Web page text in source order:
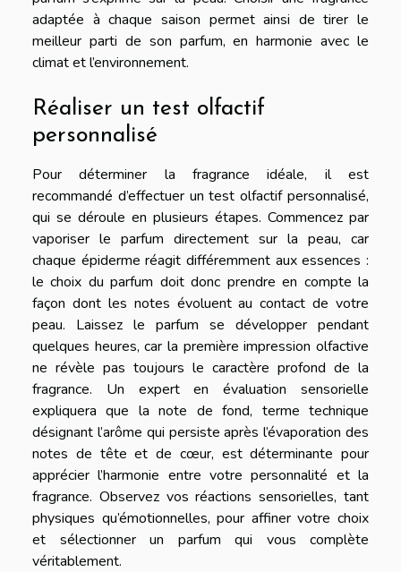
adaptée à chaque saison permet ainsi de tirer le
meilleur parti de son parfum, en harmonie avec le
climat et l’environnement.
Réaliser un test olfactif
personnalisé
Pour déterminer la fragrance idéale, il est
recommandé d’effectuer un test olfactif personnalisé,
qui se déroule en plusieurs étapes. Commencez par
vaporiser le parfum directement sur la peau, car
chaque épiderme réagit différemment aux essences :
le choix du parfum doit donc prendre en compte la
façon dont les notes évoluent au contact de votre
peau. Laissez le parfum se développer pendant
quelques heures, car la première impression olfactive
ne révèle pas toujours le caractère profond de la
fragrance. Un expert en évaluation sensorielle
expliquera que la note de fond, terme technique
désignant l’arôme qui persiste après l’évaporation des
notes de tête et de cœur, est déterminante pour
apprécier l’harmonie entre votre personnalité et la
fragrance. Observez vos réactions sensorielles, tant
physiques qu’émotionnelles, pour affiner votre choix
et sélectionner un parfum qui vous complète
véritablement.